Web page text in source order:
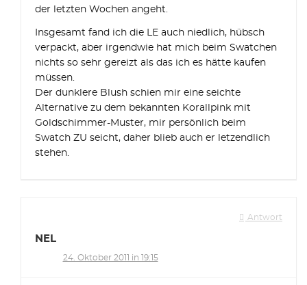
der letzten Wochen angeht.
Insgesamt fand ich die LE auch niedlich, hübsch
verpackt, aber irgendwie hat mich beim Swatchen
nichts so sehr gereizt als das ich es hätte kaufen
müssen.
Der dunklere Blush schien mir eine seichte
Alternative zu dem bekannten Korallpink mit
Goldschimmer-Muster, mir persönlich beim
Swatch ZU seicht, daher blieb auch er letzendlich
stehen.
Antwort
NEL
24. Oktober 2011 in 19:15